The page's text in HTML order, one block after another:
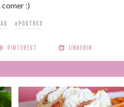
:)
#POSTRES
PINTEREST LINKEDIN